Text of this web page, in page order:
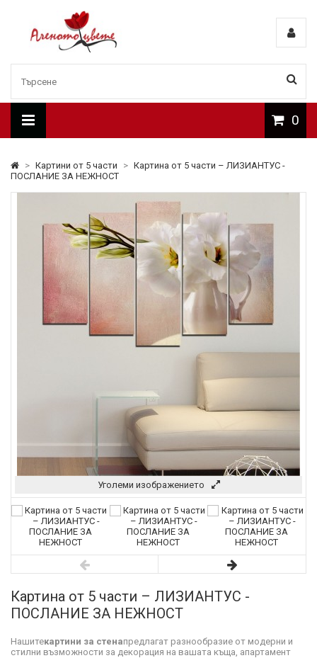
0
> Картини от 5 части > Картина от 5 части – ЛИЗИАНТУС -
ПОСЛАНИЕ ЗА НЕЖНОСТ
Уголеми изображението
Картина от 5 части – ЛИЗИАНТУС -
ПОСЛАНИЕ ЗА НЕЖНОСТ
Нашитекартини за стенапредлагат разнообразие от модерни и
стилни възможности за декорация на вашата къща, апартамент